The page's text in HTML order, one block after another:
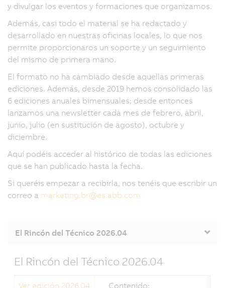
y divulgar los eventos y formaciones que organizamos.
Además, casi todo el material se ha redactado y
desarrollado en nuestras oficinas locales, lo que nos
permite proporcionaros un soporte y un seguimiento
del mismo de primera mano.
El formato no ha cambiado desde aquellas primeras
ediciones. Además, desde 2019 hemos consolidado las
6 ediciones anuales bimensuales; desde entonces
lanzamos una newsletter cada mes de febrero, abril,
junio, julio (en sustitución de agosto), octubre y
diciembre.
Aquí podéis acceder al histórico de todas las ediciones
que se han publicado hasta la fecha.
Si queréis empezar a recibirla, nos tenéis que escribir un
correo a marketing.br@es.abb.com
El Rincón del Técnico 2026.04
El Rincón del Técnico 2026.04
Ver edición 2026.04
Contenido: